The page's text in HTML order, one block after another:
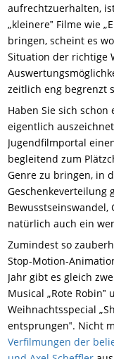
aufrechtzuerhalten,
„kleinere‟ Filme wie
bringen, scheint es
Situation der richtige
zeitlich eng begrenzt
Haben Sie sich
eigentlich
Jugendfilmportal
begleitend zum
Genre zu bringen, in
Geschenkeverteilung
natürlich auch ein
Zumindest so
Stop-Motion-
Jahr gibt es gleich
Musical „Rote
Weihnachtsspecial
entsprungen‟. Nicht
Verfilmungen der